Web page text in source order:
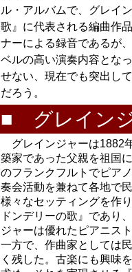
ル・アルバムで、グレイ
歌』に代表される編曲作
ナーによる録音であるが
ベルの高い演奏内容とな
せない、現在でも突出し
だろう。
■ グレイン
グレインジャーは1882
築家であった父親を祖国
のフランクフルトでピア
奏会活動を兼ねて各地で
様々なセッティングを作
ドンデリーの歌』であり
ジャーは優れたピアニス
一方で、作曲家としては
く残した。古楽にも興味